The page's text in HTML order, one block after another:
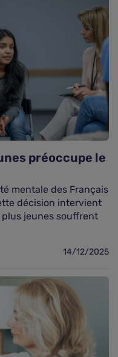
préoccupe le
mentale des Français
décision intervient
jeunes souffrent
14/12/2025